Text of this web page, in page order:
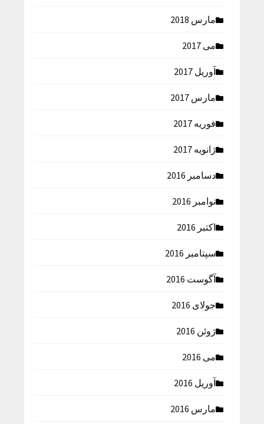
مارس 2018
می 2017
آوریل 2017
مارس 2017
فوریه 2017
ژانویه 2017
دسامبر 2016
نوامبر 2016
اکتبر 2016
سپتامبر 2016
آگوست 2016
جولای 2016
ژوئن 2016
می 2016
آوریل 2016
مارس 2016